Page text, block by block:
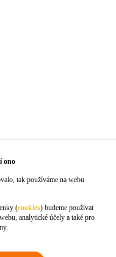
ono
tak používáme na webu
(cookies) budeme používat
analytické účely a také pro